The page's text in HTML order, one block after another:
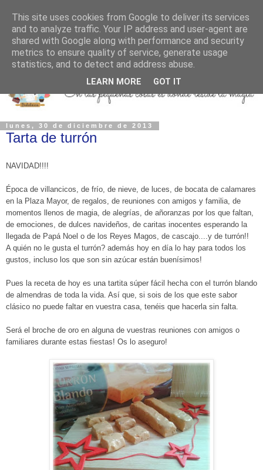
lunes, 30 de diciembre de 2013
Tarta de turrón
NAVIDAD!!!!
Época de villancicos, de frío, de nieve, de luces, de bocata de calamares
en la Plaza Mayor, de regalos, de reuniones con amigos y familia, de
momentos llenos de magia, de alegrías, de añoranzas por los que faltan,
de emociones, de dulces navideños, de caritas inocentes esperando la
llegada de Papá Noel o de los Reyes Magos, de cascajo....y de turrón!!
A quién no le gusta el turrón? además hoy en día lo hay para todos los
gustos, incluso los que son sin azúcar están buenísimos!
Pues la receta de hoy es una tartita súper fácil hecha con el turrón blando
de almendras de toda la vida. Así que, si sois de los que este sabor
clásico no puede faltar en vuestra casa, tenéis que hacerla sin falta.
Será el broche de oro en alguna de vuestras reuniones con amigos o
familiares durante estas fiestas! Os lo aseguro!
This site uses cookies from Google to deliver its services
and to analyze traffic. Your IP address and user-agent are
shared with Google along with performance and security
metrics to ensure quality of service, generate usage
statistics, and to detect and address abuse.
LEARN MORE GOT IT